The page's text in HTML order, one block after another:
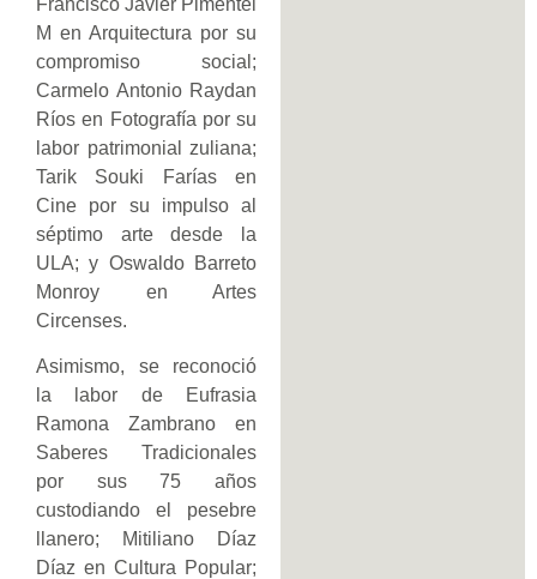
M en Arquitectura por su
compromiso social;
Carmelo Antonio Raydan
Ríos en Fotografía por su
labor patrimonial zuliana;
Tarik Souki Farías en
Cine por su impulso al
séptimo arte desde la
ULA; y Oswaldo Barreto
Monroy en Artes
Circenses.
Asimismo, se reconoció
la labor de Eufrasia
Ramona Zambrano en
Saberes Tradicionales
por sus 75 años
custodiando el pesebre
llanero; Mitiliano Díaz
Díaz en Cultura Popular;